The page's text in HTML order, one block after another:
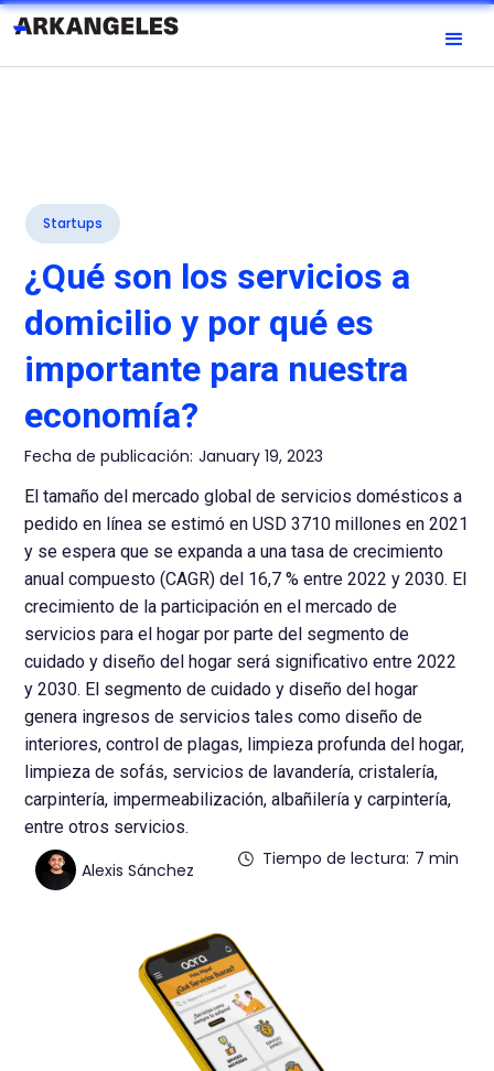
Startups
¿Qué son los servicios a
domicilio y por qué es
importante para nuestra
economía?
Fecha de publicación: January 19, 2023
El tamaño del mercado global de servicios domésticos a
pedido en línea se estimó en USD 3710 millones en 2021
y se espera que se expanda a una tasa de crecimiento
anual compuesto (CAGR) del 16,7 % entre 2022 y 2030. El
crecimiento de la participación en el mercado de
servicios para el hogar por parte del segmento de
cuidado y diseño del hogar será significativo entre 2022
y 2030. El segmento de cuidado y diseño del hogar
genera ingresos de servicios tales como diseño de
interiores, control de plagas, limpieza profunda del hogar,
limpieza de sofás, servicios de lavandería, cristalería,
carpintería, impermeabilización, albañilería y carpintería,
entre otros servicios.
Alexis Sánchez
Tiempo de lectura: 7 min